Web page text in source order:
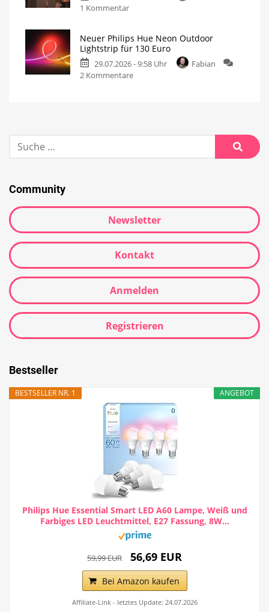
1 Kommentar
Neuer Philips Hue Neon Outdoor
Lightstrip für 130 Euro
29.07.2026 - 9:58 Uhr
Fabian
2 Kommentare
Community
Newsletter
Kontakt
Anmelden
Registrieren
Bestseller
ANGEBOT
BESTSELLER NR. 1
Philips Hue Essential Smart LED A60 Lampe, Weiß und
Farbiges LED Leuchtmittel, E27 Fassung, 8W...
59,99 EUR 56,69 EUR
Bei Amazon kaufen
Affiliate-Link - letztes Update: 24.07.2026